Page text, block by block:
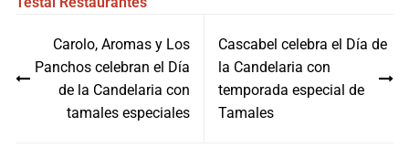
de
entradas
Carolo, Aromas y Los
Panchos celebran el Día
de la Candelaria con
tamales especiales
Cascabel celebra el Día de
la Candelaria con
temporada especial de
Tamales